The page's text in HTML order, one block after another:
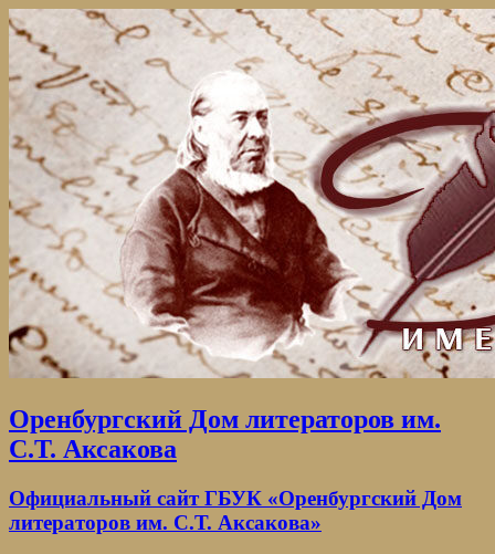
Оренбургский Дом литераторов им.
С.Т. Аксакова
Официальный сайт ГБУК «Оренбургский Дом
литераторов им. С.Т. Аксакова»